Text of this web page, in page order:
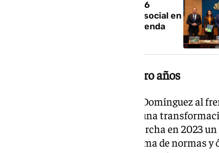
Fundación Unicaja alcanza los 76
millones de euros en inversión social en
2025, lanza un proyecto de vivienda
Lo que ha cambiado en cuatro años
Durante el primer mandato de Domínguez al
institución ha experimentado una
funcionamiento. Se puso en marcha en 2023
corporativo —es decir, del sistema de normas